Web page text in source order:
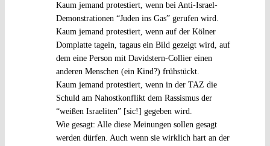
Kaum jemand protestiert, wenn bei Anti-Israel-
Demonstrationen “Juden ins Gas” gerufen wird.
Kaum jemand protestiert, wenn auf der Kölner
Domplatte tagein, tagaus ein Bild gezeigt wird, auf
dem eine Person mit Davidstern-Collier einen
anderen Menschen (ein Kind?) frühstückt.
Kaum jemand protestiert, wenn in der TAZ die
Schuld am Nahostkonflikt dem Rassismus der
“weißen Israeliten” [sic!] gegeben wird.
Wie gesagt: Alle diese Meinungen sollen gesagt
werden dürfen. Auch wenn sie wirklich hart an der